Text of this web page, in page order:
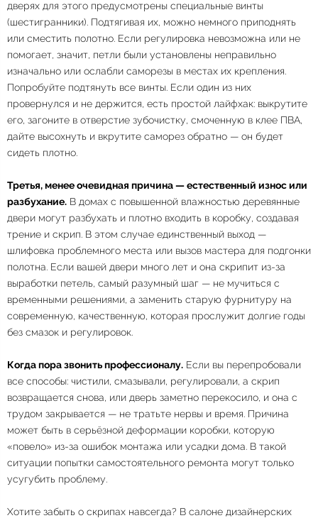
дверях для этого предусмотрены специальные винты
(шестигранники). Подтягивая их, можно немного приподнять
или сместить полотно. Если регулировка невозможна или не
помогает, значит, петли были установлены неправильно
изначально или ослабли саморезы в местах их крепления.
Попробуйте подтянуть все винты. Если один из них
провернулся и не держится, есть простой лайфхак: выкрутите
его, загоните в отверстие зубочистку, смоченную в клее ПВА,
дайте высохнуть и вкрутите саморез обратно — он будет
сидеть плотно.
Третья, менее очевидная причина — естественный износ или
разбухание. В домах с повышенной влажностью деревянные
двери могут разбухать и плотно входить в коробку, создавая
трение и скрип. В этом случае единственный выход —
шлифовка проблемного места или вызов мастера для подгонки
полотна. Если вашей двери много лет и она скрипит из-за
выработки петель, самый разумный шаг — не мучиться с
временными решениями, а заменить старую фурнитуру на
современную, качественную, которая прослужит долгие годы
без смазок и регулировок.
Когда пора звонить профессионалу. Если вы перепробовали
все способы: чистили, смазывали, регулировали, а скрип
возвращается снова, или дверь заметно перекосило, и она с
трудом закрывается — не тратьте нервы и время. Причина
может быть в серьёзной деформации коробки, которую
«повело» из-за ошибок монтажа или усадки дома. В такой
ситуации попытки самостоятельного ремонта могут только
усугубить проблему.
Хотите забыть о скрипах навсегда? В салоне дизайнерских